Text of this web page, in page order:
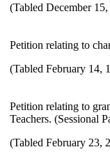
(Tabled December
Petition relating to
(Tabled February 14,
Petition relating to
Teachers. (Sessional
(Tabled February 23,